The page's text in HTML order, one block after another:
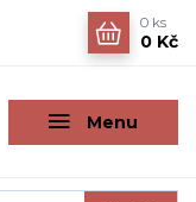
Menu
0 ks
0 Kč